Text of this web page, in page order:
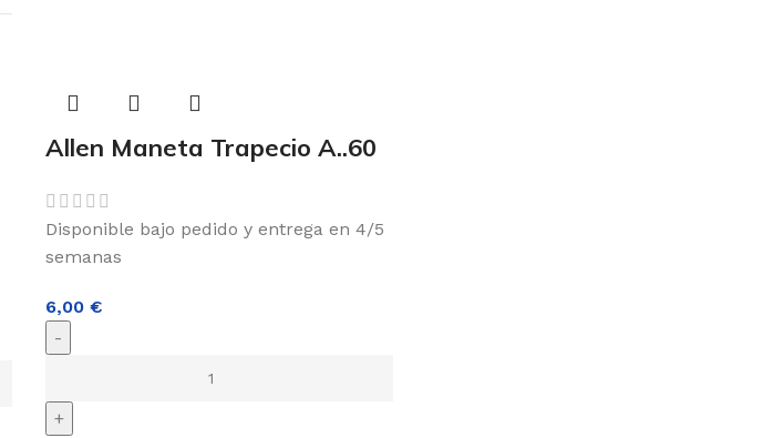
Allen Maneta Trapecio A..60
Disponible bajo pedido y entrega en 4/5
semanas
6,00 €
-
+